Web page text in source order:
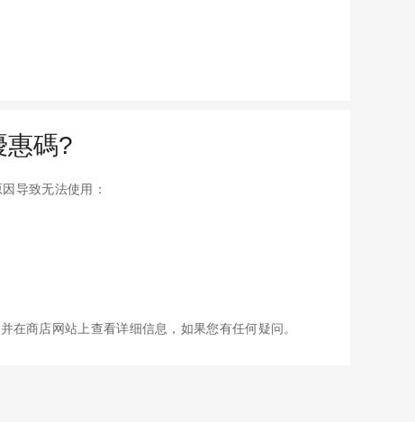
惠碼?
导致无法使用：
在商店网站上查看详细信息，如果您有任何疑问。